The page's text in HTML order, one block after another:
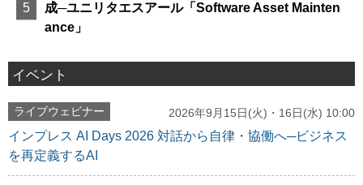
成─ユニリタエスアール「Software Asset Mainten
ance」
イベント
ライブウェビナー 2026年9月15日(火)・16日(水) 10:00
インプレス AI Days 2026 対話から自律・協働へ─ビジネス
を再定義するAI